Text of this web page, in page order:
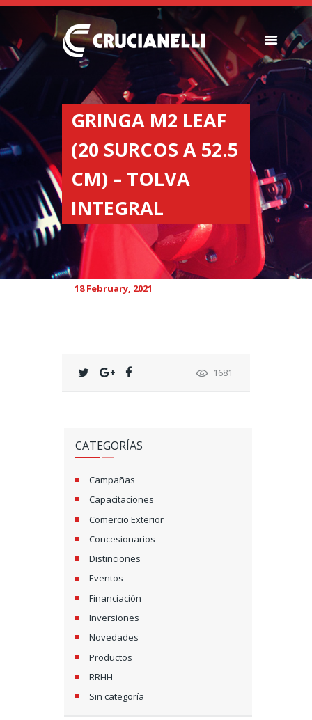
GRINGA M2 LEAF
(20 SURCOS A 52.5
CM) – TOLVA
INTEGRAL
SEEDERS
FERTILIZER
SPREADERS
ABOUT US
DEALERSHIPS
NEWS
COMPANY
CONTACT
18 February, 2021
1681
CATEGORÍAS
Campañas
Capacitaciones
Comercio Exterior
Concesionarios
Distinciones
Eventos
Financiación
Inversiones
Novedades
Productos
RRHH
Sin categoría